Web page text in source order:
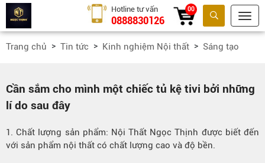
Tìm kiếm
Hotline tư vấn
0888830126
00
Trang chủ Tin tức Kinh nghiệm Nội thất Sáng tạo
Cần sắm cho mình một chiếc tủ kệ tivi bởi những
lí do sau đây
1. Chất lượng sản phẩm: Nội Thất Ngọc Thịnh được biết đến
với sản phẩm nội thất có chất lượng cao và độ bền.